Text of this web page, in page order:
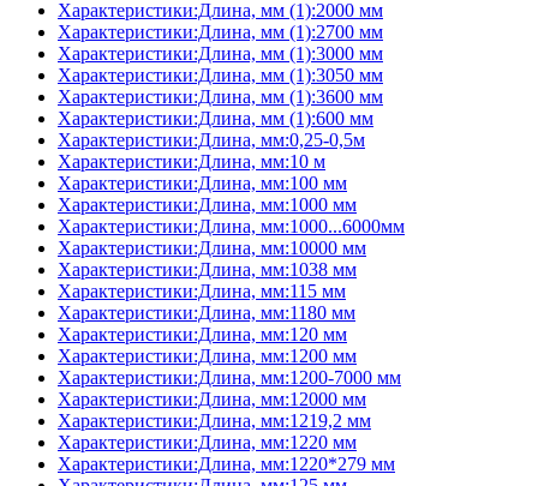
Характеристики:Длина, мм (1):2000 мм
Характеристики:Длина, мм (1):2700 мм
Характеристики:Длина, мм (1):3000 мм
Характеристики:Длина, мм (1):3050 мм
Характеристики:Длина, мм (1):3600 мм
Характеристики:Длина, мм (1):600 мм
Характеристики:Длина, мм:0,25-0,5м
Характеристики:Длина, мм:10 м
Характеристики:Длина, мм:100 мм
Характеристики:Длина, мм:1000 мм
Характеристики:Длина, мм:1000...6000мм
Характеристики:Длина, мм:10000 мм
Характеристики:Длина, мм:1038 мм
Характеристики:Длина, мм:115 мм
Характеристики:Длина, мм:1180 мм
Характеристики:Длина, мм:120 мм
Характеристики:Длина, мм:1200 мм
Характеристики:Длина, мм:1200-7000 мм
Характеристики:Длина, мм:12000 мм
Характеристики:Длина, мм:1219,2 мм
Характеристики:Длина, мм:1220 мм
Характеристики:Длина, мм:1220*279 мм